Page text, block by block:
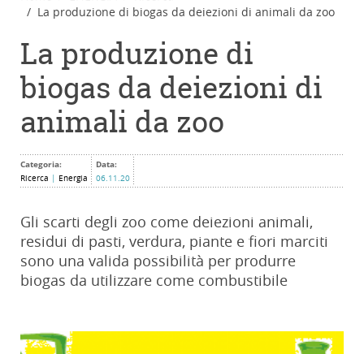
La produzione di biogas da deiezioni di animali da zoo
La produzione di
biogas da deiezioni di
animali da zoo
Categoria:
Ricerca Energia
Data:
06.11.20
Gli scarti degli zoo come deiezioni animali,
residui di pasti, verdura, piante e fiori marciti
sono una valida possibilità per produrre
biogas da utilizzare come combustibile